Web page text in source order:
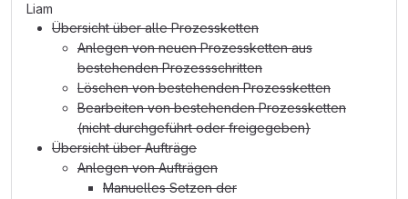
Liam
Übersicht über alle Prozessketten
Anlegen von neuen Prozessketten aus
bestehenden Prozessschritten
Löschen von bestehenden Prozessketten
Bearbeiten von bestehenden Prozessketten
(nicht durchgeführt oder freigegeben)
Übersicht über Aufträge
Anlegen von Aufträgen
Manuelles Setzen der